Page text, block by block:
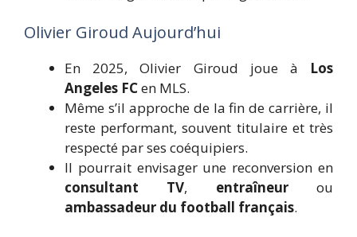
Olivier Giroud Aujourd’hui
En 2025, Olivier Giroud joue à Los
Angeles FCen MLS.
Même s’il approche de la fin de carrière, il
reste performant, souvent titulaire et très
respecté par ses coéquipiers.
Il pourrait envisager une reconversion en
consultant TV, entraîneurou
ambassadeur du football français.